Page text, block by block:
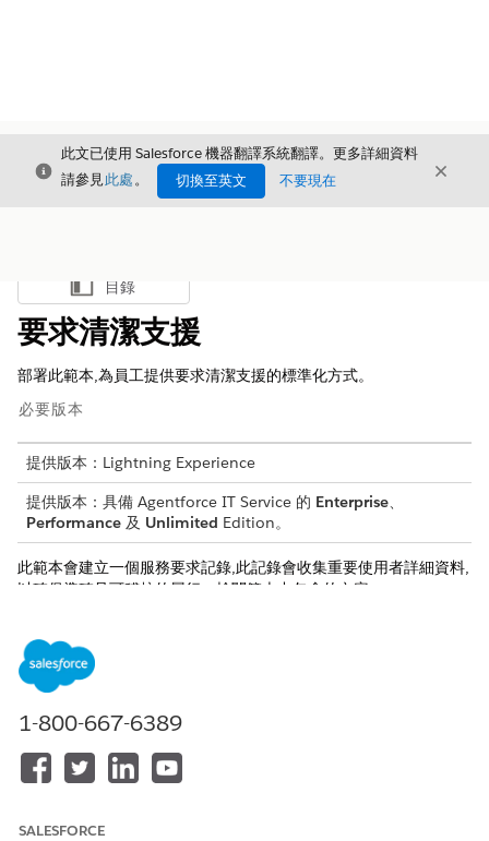
結束
此文已使用 Salesforce 機器翻譯系統翻譯。更多詳細資料
請參見此處。 切換至英文 不要現在 結束
顯示目錄
目錄
要求清潔支援
部署此範本,為員工提供要求清潔支援的標準化方式。
必要版本
提供版本：Lightning Experience
提供版本：具備 Agentforce IT Service 的 Enterprise、
Performance 及 Unlimited Edition。
此範本會建立一個服務要求記錄,此記錄會收集重要使用者詳細資料,
以確保準確且可稽核的履行。檢閱範本中包含的內容。
入院屬性
此範本的入院表單會從員工中取用以下詳細資料:
或特定辦公室區域等詳細資料。
支援詳細資料:需要清潔工作的詳細描述,醒目提示特定重點區域
或要求的任何特殊需求。
手動履行
1-800-667-6389
SALESFORCE